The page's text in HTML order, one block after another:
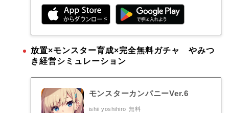
放置×モンスター育成×完全無料ガチャ やみつ
き経営シミュレーション
モンスターカンパニーVer.6
ishii yoshihiro 無料